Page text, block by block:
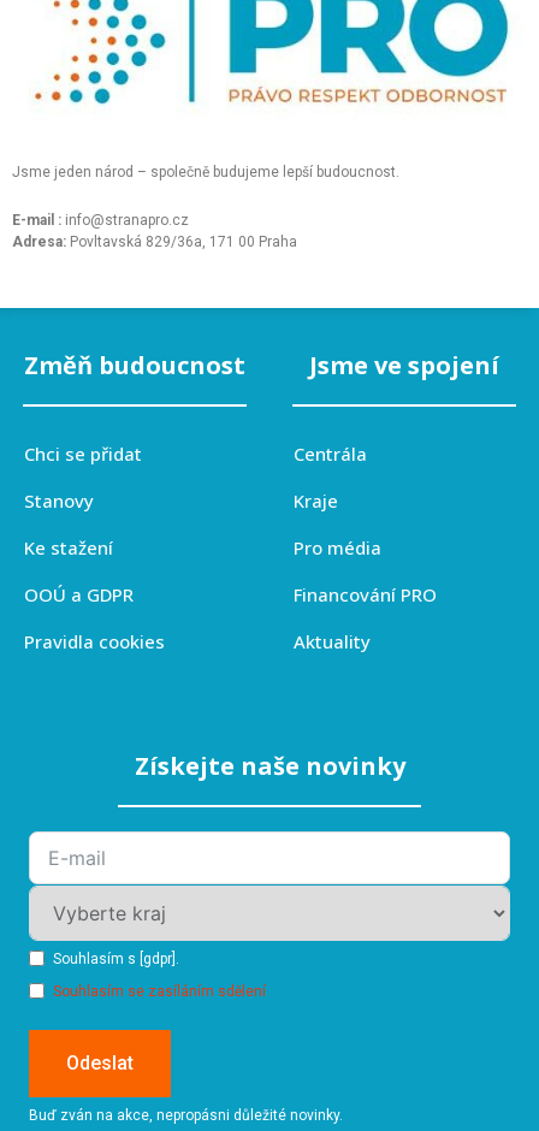
Jsme jeden národ – společně budujeme lepší budoucnost.
E-mail : info@stranapro.cz
Adresa: Povltavská 829/36a, 171 00 Praha
Změň budoucnost
Chci se přidat
Stanovy
Ke stažení
OOÚ a GDPR
Pravidla cookies
Jsme ve spojení
Centrála
Kraje
Pro média
Financování PRO
Aktuality
Získejte naše novinky
Souhlasím s [gdpr].
Souhlasím se zasíláním sdělení
Odeslat
Buď zván na akce, nepropásni důležité novinky.